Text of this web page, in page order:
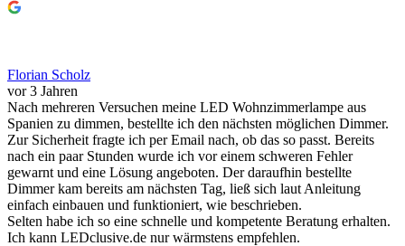
Florian Scholz
vor 3 Jahren
Nach mehreren Versuchen meine LED Wohnzimmerlampe aus
Spanien zu dimmen, bestellte ich den nächsten möglichen Dimmer.
Zur Sicherheit fragte ich per Email nach, ob das so passt. Bereits
nach ein paar Stunden wurde ich vor einem schweren Fehler
gewarnt und eine Lösung angeboten. Der daraufhin bestellte
Dimmer kam bereits am nächsten Tag, ließ sich laut Anleitung
einfach einbauen und funktioniert, wie beschrieben.
Selten habe ich so eine schnelle und kompetente Beratung erhalten.
Ich kann LEDclusive.de nur wärmstens empfehlen.